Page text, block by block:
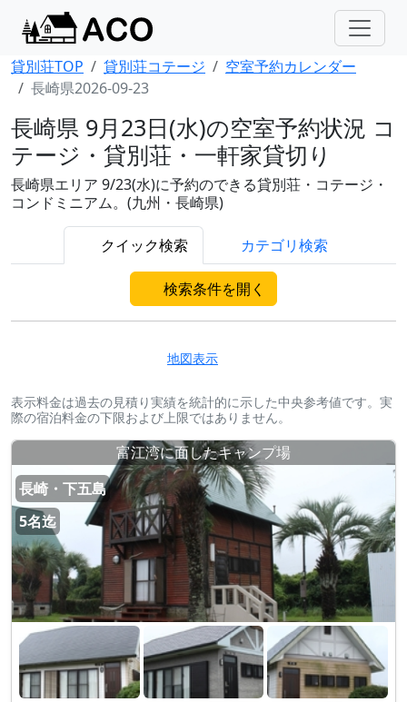
貸別荘TOP 貸別荘コテージ
空室予約カレンダー
長崎県2026-09-23
長崎県 9月23日(水)の空室予約状況 コ
テージ・貸別荘・一軒家貸切り
長崎県エリア 9/23(水)に予約のできる貸別荘・コテージ・
コンドミニアム。(九州・長崎県)
クイック検索 カテゴリ検索
検索条件を開く
地図表示
表示料金は過去の見積り実績を統計的に示した中央参考値です。実
際の宿泊料金の下限および上限ではありません。
富江湾に面したキャンプ場
長崎・下五島
5名迄